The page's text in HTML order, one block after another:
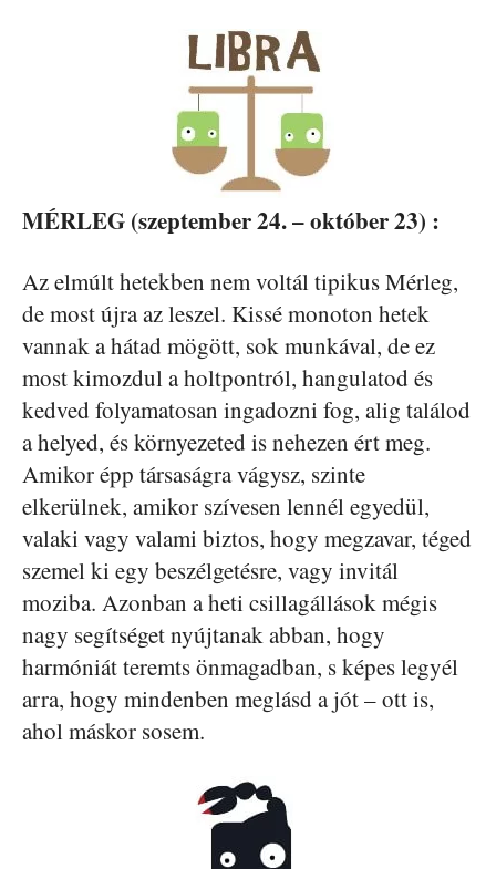
MÉRLEG (szeptember 24. – október 23) :
Az elmúlt hetekben nem voltál tipikus Mérleg,
de most újra az leszel. Kissé monoton hetek
vannak a hátad mögött, sok munkával, de ez
most kimozdul a holtpontról, hangulatod és
kedved folyamatosan ingadozni fog, alig találod
a helyed, és környezeted is nehezen ért meg.
Amikor épp társaságra vágysz, szinte
elkerülnek, amikor szívesen lennél egyedül,
valaki vagy valami biztos, hogy megzavar, téged
szemel ki egy beszélgetésre, vagy invitál
moziba. Azonban a heti csillagállások mégis
nagy segítséget nyújtanak abban, hogy
harmóniát teremts önmagadban, s képes legyél
arra, hogy mindenben meglásd a jót – ott is,
ahol máskor sosem.